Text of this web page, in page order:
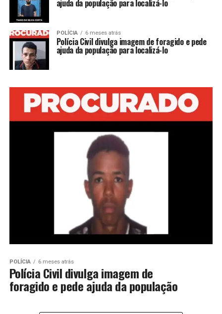
ajuda da população para localizá-lo
POLÍCIA 6 meses atrás
Polícia Civil divulga imagem de foragido e pede
ajuda da população para localizá-lo
POLÍCIA 6 meses atrás
Polícia Civil divulga imagem de
foragido e pede ajuda da população